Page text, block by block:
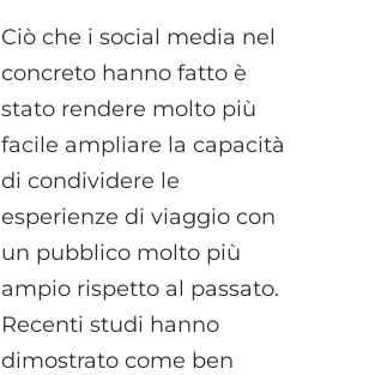
Ciò che i social media nel
concreto hanno fatto è
stato rendere molto più
facile ampliare la capacità
di condividere le
esperienze di viaggio con
un pubblico molto più
ampio rispetto al passato.
Recenti studi hanno
dimostrato come ben